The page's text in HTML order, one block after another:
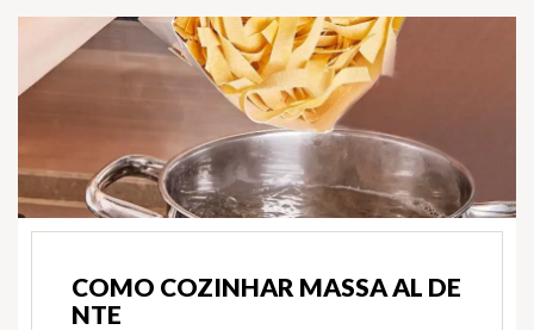
COMO COZINHAR MASSA AL DE
NTE